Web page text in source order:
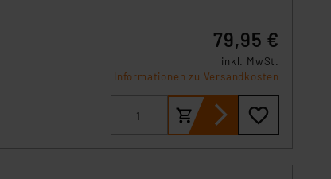
79,95 €
inkl. MwSt.
Informationen zu Versandkosten